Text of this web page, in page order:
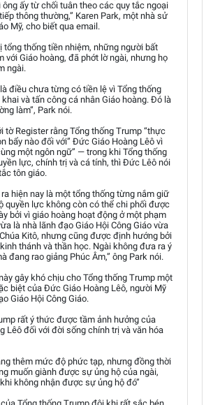
ông ấy từ chối tuân theo các quy tắc ngoại
thông thường,” Karen Park, một nhà sử
Mỹ, cho biết qua email.
tổng thống tiền nhiệm, những người bất
với Giáo hoàng, đã phớt lờ ngài, nhưng họ
ngài.
điều chưa từng có tiền lệ vì Tổng thống
và tấn công cá nhân Giáo hoàng. Đó là
làm”, Park nói.
tờ Register rằng Tổng thống Trump “thực
bẩy nào đối với” Đức Giáo Hoàng Lêô vì
một ngôn ngữ” — trong khi Tổng thống
lực, chính trị và cá tính, thì Đức Lêô nói
tôn giáo.
hiện nay là một tổng thống từng nắm giữ
quyền lực không còn có thể chi phối được
bởi vì giáo hoàng hoạt động ở một phạm
là nhà lãnh đạo Giáo Hội Công Giáo vừa
Kitô, nhưng cũng được định hướng bởi
thánh và thần học. Ngài không đưa ra ý
đang rao giảng Phúc Âm,” ông Park nói.
gây khó chịu cho Tổng thống Trump một
biệt của Đức Giáo Hoàng Lêô, người Mỹ
Giáo Hội Công Giáo.
rất ý thức được tầm ảnh hưởng của
Lêô đối với đời sống chính trị và văn hóa
thêm mức độ phức tạp, nhưng đồng thời
muốn giành được sự ủng hộ của ngài,
không nhận được sự ủng hộ đó”